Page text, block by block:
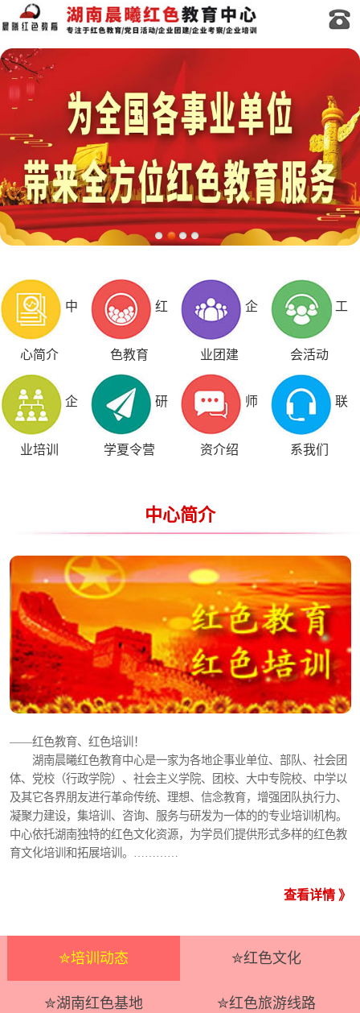
中
心简介
红
色教育
企
业团建
工
会活动
企
业培训
研
学夏令营
师
资介绍
联
系我们
中心简介
——红色教育、红色培训！
湖南晨曦红色教育中心是一家为各地企事业单位、部队、社会团
体、党校（行政学院）、社会主义学院、团校、大中专院校、中学以
及其它各界朋友进行革命传统、理想、信念教育，增强团队执行力、
凝聚力建设，集培训、咨询、服务与研发为一体的的专业培训机构。
中心依托湖南独特的红色文化资源，为学员们提供形式多样的红色教
育文化培训和拓展培训。…………
查看详情 》
✮培训动态 ✮红色文化
✮湖南红色基地 ✮红色旅游线路